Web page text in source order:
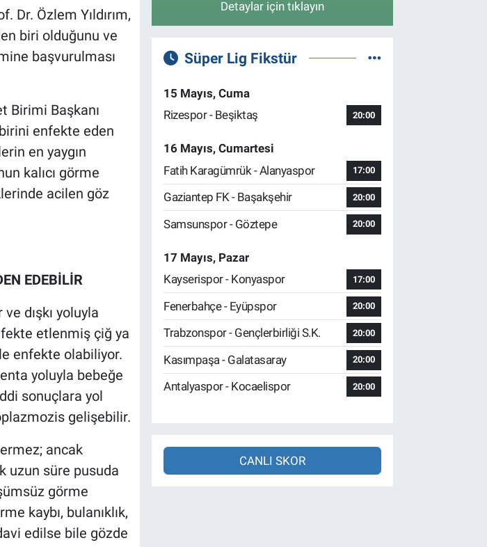
Dr. Özlem Yıldırım,
biri olduğunu ve
başvurulması
Birimi Başkanı
enfekte eden
en yaygın
kalıcı görme
acilen göz
EDEBİLİR
dışkı yoluyla
etlenmiş çiğ ya
enfekte olabiliyor.
yoluyla bebeğe
sonuçlara yol
gelişebilir.
ancak
uzun süre pusuda
görme
kaybı, bulanıklık,
edilse bile gözde
Detaylar için tıklayın
Süper Lig Fikstür
15 Mayıs, Cuma
Rizespor - Beşiktaş
20:00
16 Mayıs, Cumartesi
Fatih Karagümrük - Alanyaspor
17:00
Gaziantep FK - Başakşehir 20:00
Samsunspor - Göztepe 20:00
17 Mayıs, Pazar
Kayserispor - Konyaspor
17:00
Fenerbahçe - Eyüpspor 20:00
Trabzonspor - Gençlerbirliği S.K. 20:00
Kasımpaşa - Galatasaray 20:00
Antalyaspor - Kocaelispor 20:00
CANLI SKOR